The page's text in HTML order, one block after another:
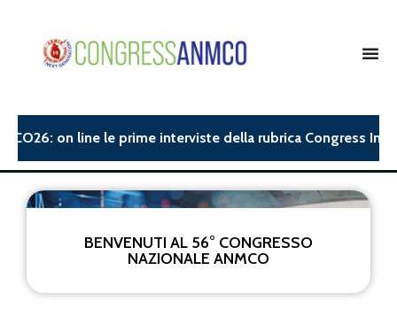
on line le prime interviste della rubrica Congress
BENVENUTI AL 56° CONGRESSO
NAZIONALE ANMCO